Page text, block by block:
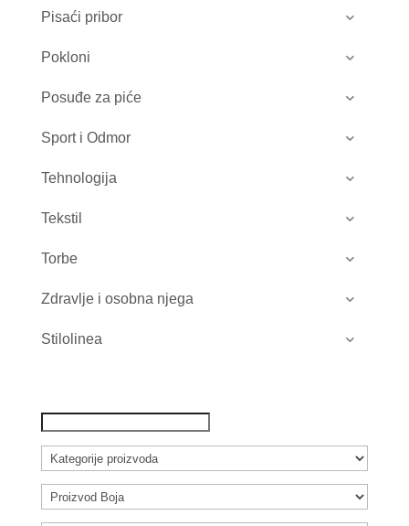
Pisaći pribor
Pokloni
Posuđe za piće
Sport i Odmor
Tehnologija
Tekstil
Torbe
Zdravlje i osobna njega
Stilolinea